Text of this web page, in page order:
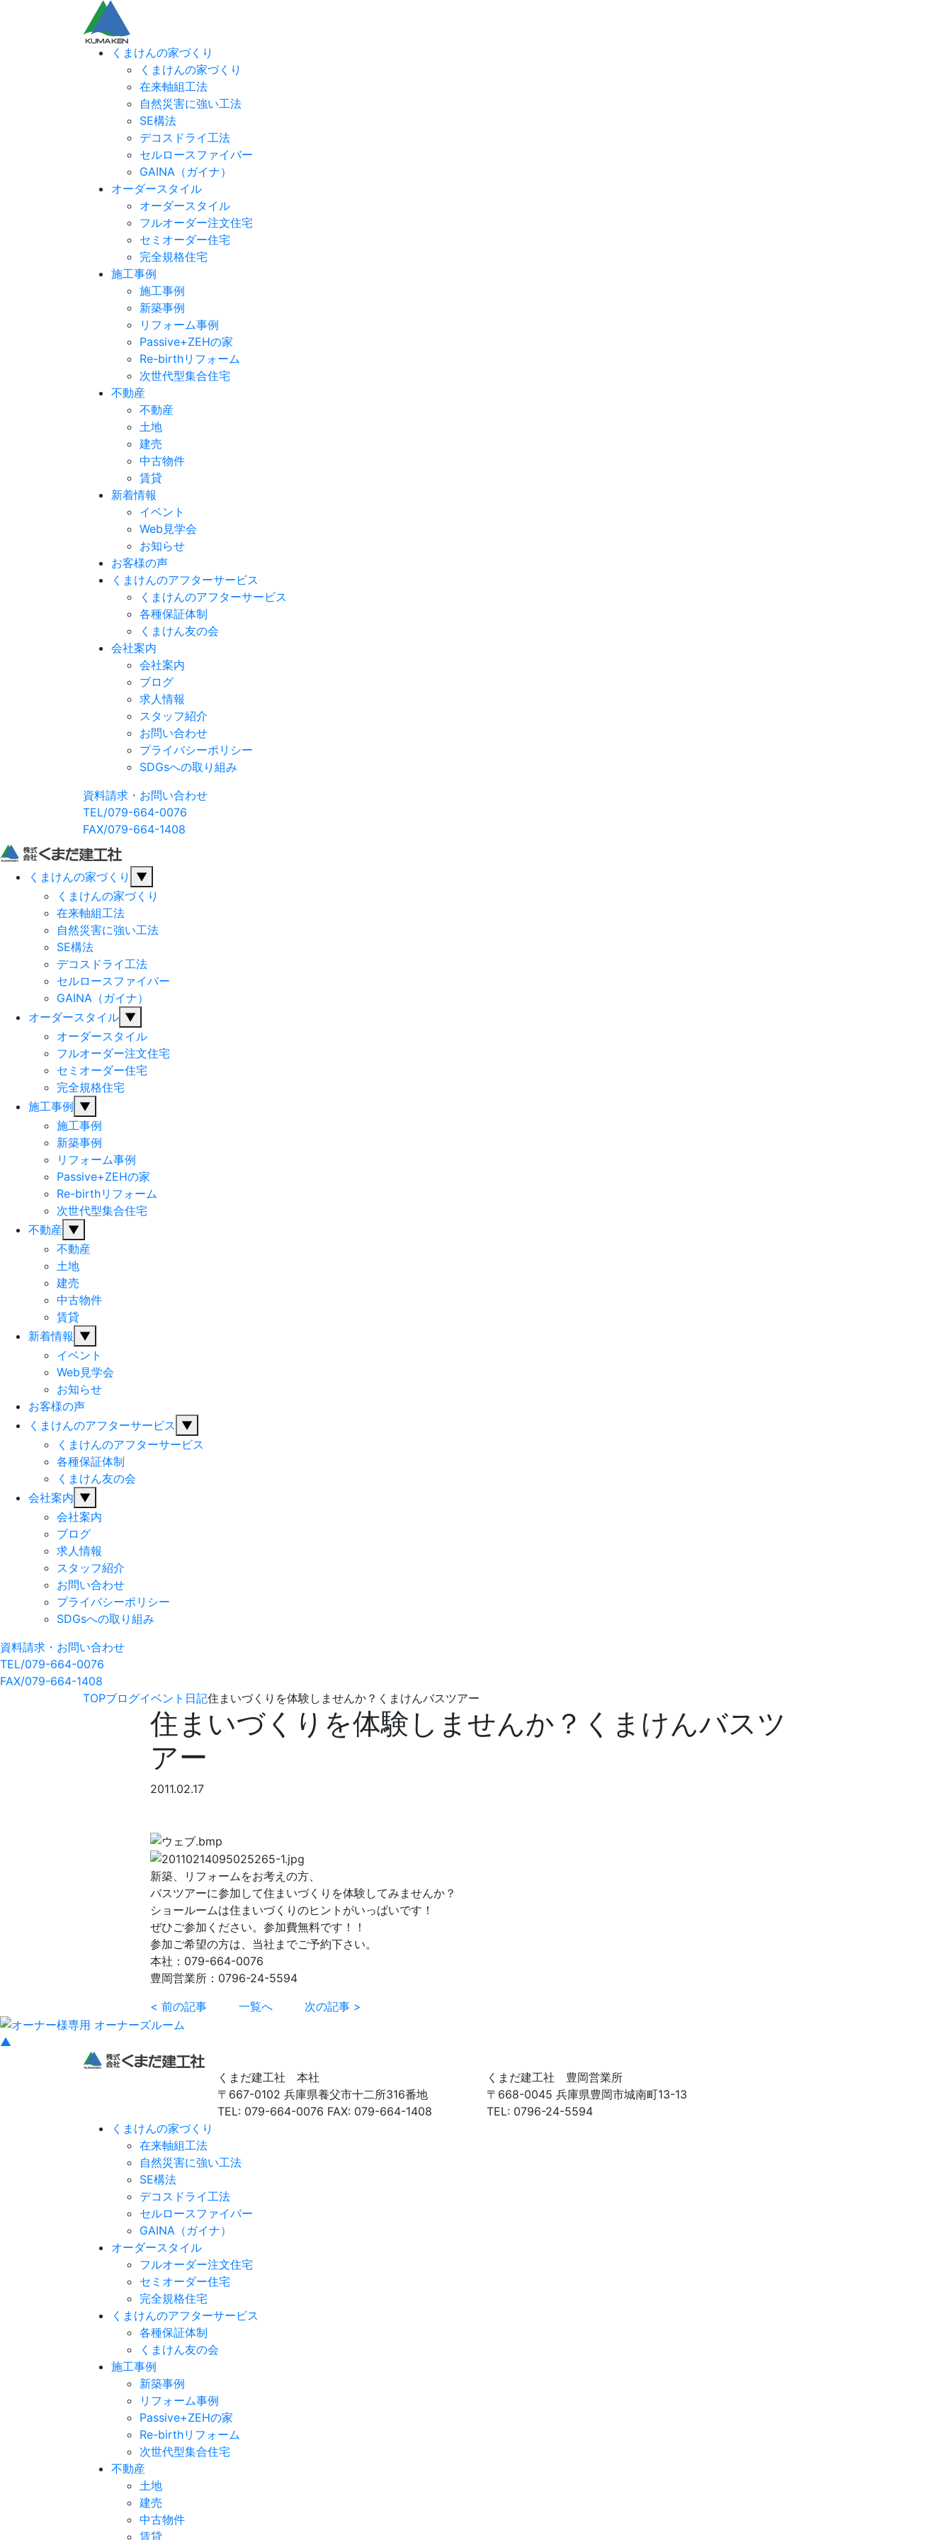
くまけんの家づくり
くまけんの家づくり
在来軸組工法
自然災害に強い工法
SE構法
デコスドライ工法
セルロースファイバー
GAINA（ガイナ）
オーダースタイル
オーダースタイル
フルオーダー注文住宅
セミオーダー住宅
完全規格住宅
施工事例
施工事例
新築事例
リフォーム事例
Passive+ZEHの家
Re-birthリフォーム
次世代型集合住宅
不動産
不動産
土地
建売
中古物件
賃貸
新着情報
イベント
Web見学会
お知らせ
お客様の声
くまけんのアフターサービス
くまけんのアフターサービス
各種保証体制
くまけん友の会
会社案内
会社案内
ブログ
求人情報
スタッフ紹介
お問い合わせ
プライバシーポリシー
SDGsへの取り組み
資料請求・お問い合わせ
TEL/079-664-0076
FAX/079-664-1408
くまけんの家づくり
▼
くまけんの家づくり
在来軸組工法
自然災害に強い工法
SE構法
デコスドライ工法
セルロースファイバー
GAINA（ガイナ）
オーダースタイル ▼
オーダースタイル
フルオーダー注文住宅
セミオーダー住宅
完全規格住宅
施工事例 ▼
施工事例
新築事例
リフォーム事例
Passive+ZEHの家
Re-birthリフォーム
次世代型集合住宅
不動産 ▼
不動産
土地
建売
中古物件
賃貸
新着情報 ▼
イベント
Web見学会
お知らせ
お客様の声
くまけんのアフターサービス ▼
くまけんのアフターサービス
各種保証体制
くまけん友の会
会社案内 ▼
会社案内
ブログ
求人情報
スタッフ紹介
お問い合わせ
プライバシーポリシー
SDGsへの取り組み
資料請求・お問い合わせ
TEL/079-664-0076
FAX/079-664-1408
TOPブログイベント日記住まいづくりを体験しませんか？くまけんバスツアー
住まいづくりを体験しませんか？くまけんバスツ
アー
2011.02.17
新築、リフォームをお考えの方、
バスツアーに参加して住まいづくりを体験してみませんか？
ショールームは住まいづくりのヒントがいっぱいです！
ぜひご参加ください。参加費無料です！！
参加ご希望の方は、当社までご予約下さい。
本社：079-664-0076
豊岡営業所：0796-24-5594
< 前の記事
一覧へ 次の記事 >
▲
くまだ建工社 本社
〒667-0102 兵庫県養父市十二所316番地
TEL: 079-664-0076 FAX: 079-664-1408
くまだ建工社 豊岡営業所
〒668-0045 兵庫県豊岡市城南町13-13
TEL: 0796-24-5594
くまけんの家づくり
在来軸組工法
自然災害に強い工法
SE構法
デコスドライ工法
セルロースファイバー
GAINA（ガイナ）
オーダースタイル
フルオーダー注文住宅
セミオーダー住宅
完全規格住宅
くまけんのアフターサービス
各種保証体制
くまけん友の会
施工事例
新築事例
リフォーム事例
Passive+ZEHの家
Re-birthリフォーム
次世代型集合住宅
不動産
土地
建売
中古物件
賃貸